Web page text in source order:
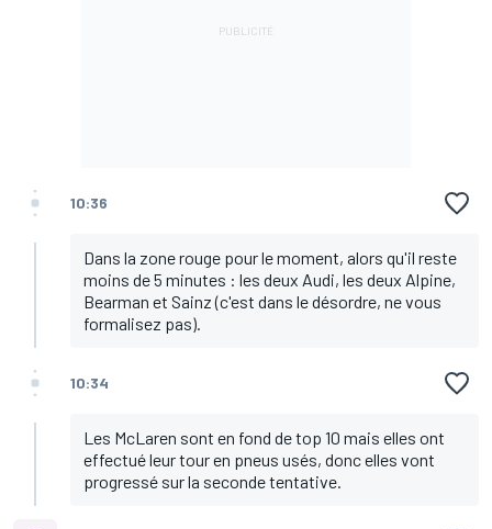
10:36
Dans la zone rouge pour le moment, alors qu'il reste
moins de 5 minutes : les deux Audi, les deux Alpine,
Bearman et Sainz (c'est dans le désordre, ne vous
formalisez pas).
10:34
Les McLaren sont en fond de top 10 mais elles ont
effectué leur tour en pneus usés, donc elles vont
progressé sur la seconde tentative.